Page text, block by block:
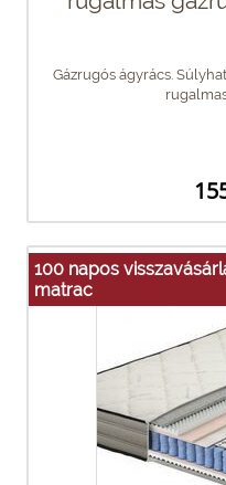
Gázrugós ágyrács.
rugalmas
100 napos
matrac